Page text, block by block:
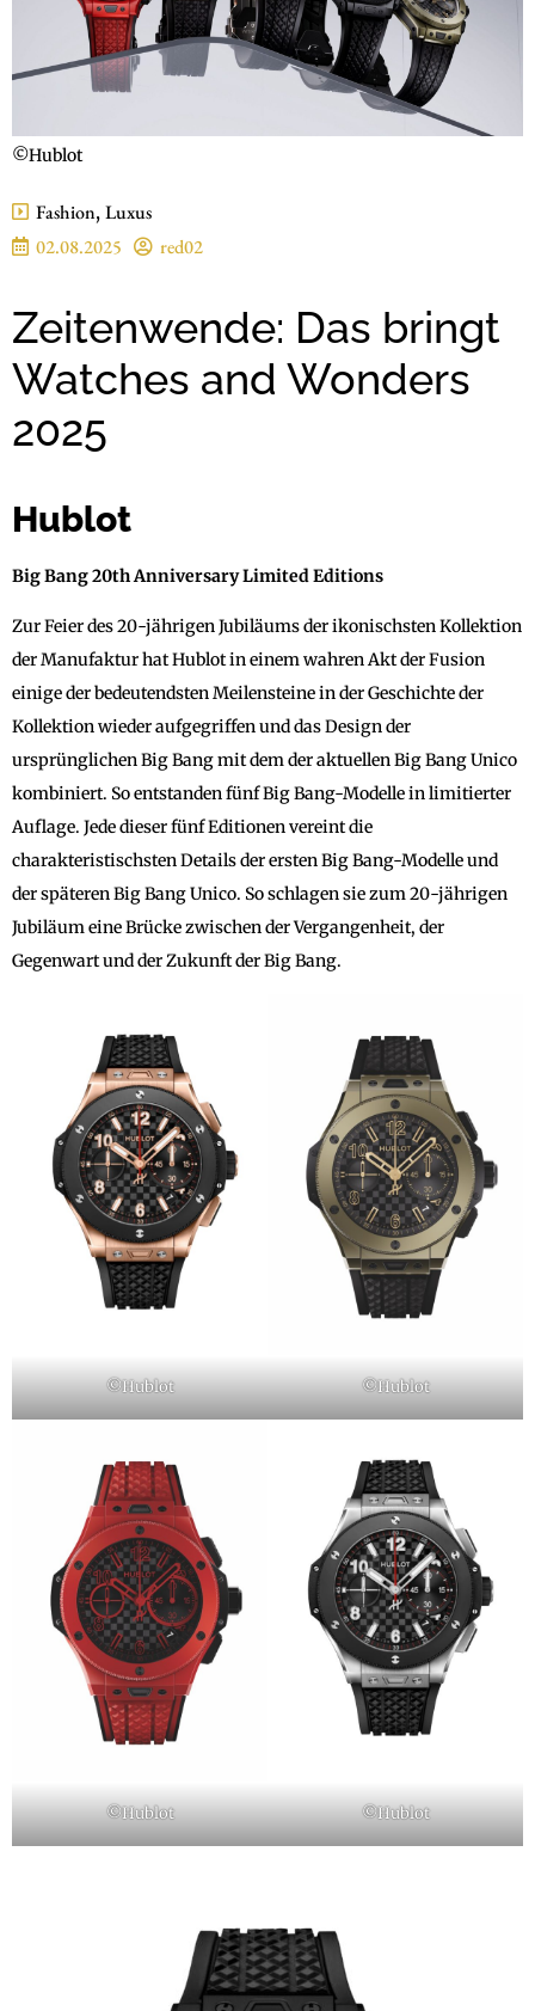
©Hublot
Fashion, Luxus
02.08.2025
red02
Zeitenwende: Das bringt
Watches and Wonders
2025
Hublot
Big Bang 20th Anniversary Limited Editions
Zur Feier des 20-jährigen Jubiläums der ikonischsten Kollektion
der Manufaktur hat Hublot in einem wahren Akt der Fusion
einige der bedeutendsten Meilensteine in der Geschichte der
Kollektion wieder aufgegriffen und das Design der
ursprünglichen Big Bang mit dem der aktuellen Big Bang Unico
kombiniert. So entstanden fünf Big Bang-Modelle in limitierter
Auflage. Jede dieser fünf Editionen vereint die
charakteristischsten Details der ersten Big Bang-Modelle und
der späteren Big Bang Unico. So schlagen sie zum 20-jährigen
Jubiläum eine Brücke zwischen der Vergangenheit, der
Gegenwart und der Zukunft der Big Bang.
©Hublot ©Hublot
©Hublot ©Hublot